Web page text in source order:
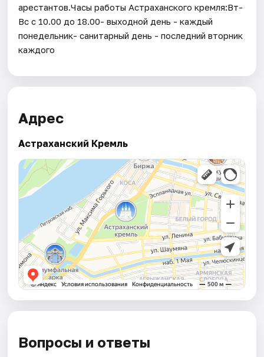
арестантов.Часы работы Астраханского кремля:Вт-
Вс с 10.00 до 18.00- выходной день - каждый
понедельник- санитарный день - последний вторник
каждого
Адрес
Астраханский Кремль
Вопросы и ответы